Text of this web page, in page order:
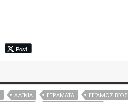
Post
ΑΔΙΚΊΑ ΓΕΡΆΜΑΤΑ
ΈΓΓΑΜΟΣ ΒΊΟΣ